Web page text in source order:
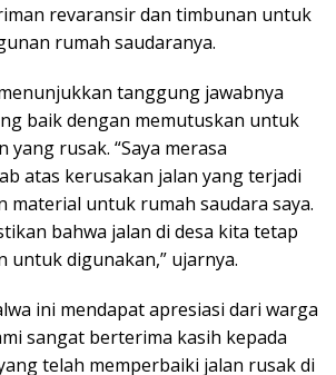
revaransir dan timbunan untuk
rumah saudaranya.
tanggung jawabnya
baik dengan memutuskan untuk
yang rusak. “Saya merasa
atas kerusakan jalan yang terjadi
material untuk rumah saudara saya.
bahwa jalan di desa kita tetap
untuk digunakan,” ujarnya.
ini mendapat apresiasi dari warga
sangat berterima kasih kepada
telah memperbaiki jalan rusak di